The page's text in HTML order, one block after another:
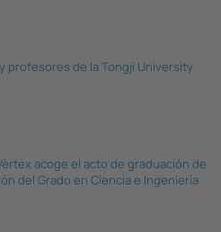
profesores de la Tongji University
acoge el acto de graduación de
del Grado en Ciencia e Ingeniería